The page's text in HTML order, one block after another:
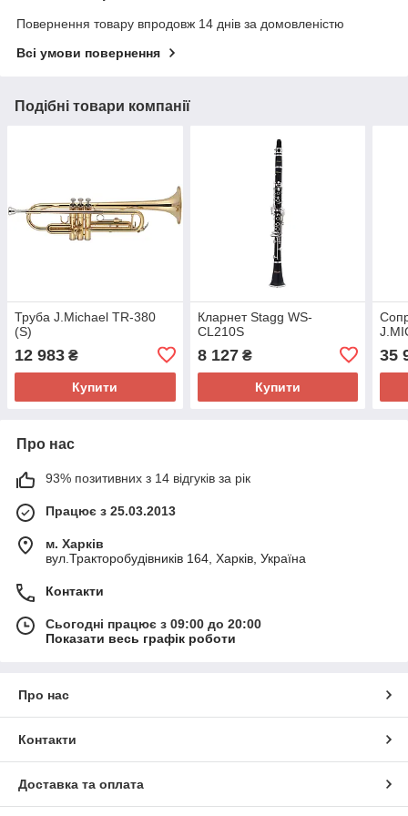
Повернення товару впродовж 14 днів за домовленістю
Всі умови повернення
Подібні товари компанії
Труба J.Michael TR-380
(S)
12 983 ₴
Купити
Кларнет Stagg WS-
CL210S
8 127₴
Купити
35
Про нас
93% позитивних з 14 відгуків за рік
Працює з 25.03.2013
м. Харків
вул.Тракторобудівників 164, Харків, Україна
Контакти
Сьогодні працює з 09:00 до 20:00
Показати весь графік роботи
Про нас
Контакти
Доставка та оплата